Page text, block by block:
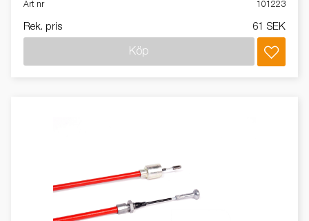
Art nr 101223
Rek. pris 61 SEK
Köp